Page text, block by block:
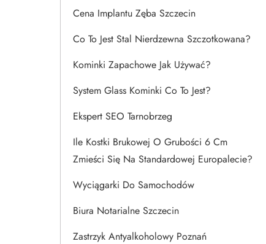
Cena Implantu Zęba Szczecin
Co To Jest Stal Nierdzewna Szczotkowana?
Kominki Zapachowe Jak Używać?
System Glass Kominki Co To Jest?
Ekspert SEO Tarnobrzeg
Ile Kostki Brukowej O Grubości 6 Cm
Zmieści Się Na Standardowej Europalecie?
Wyciągarki Do Samochodów
Biura Notarialne Szczecin
Zastrzyk Antyalkoholowy Poznań